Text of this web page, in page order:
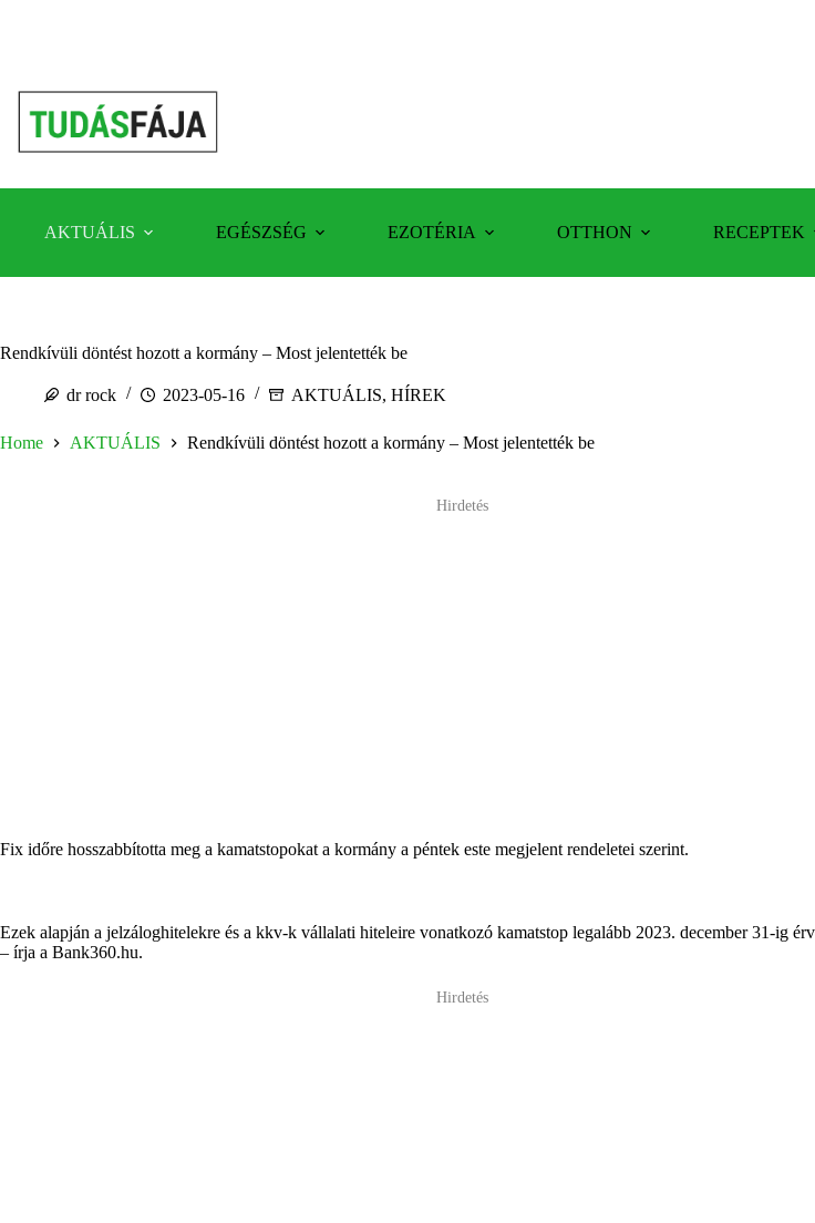
AKTUÁLIS EGÉSZSÉG EZOTÉRIA OTTHON RECEPTEK
Rendkívüli döntést hozott a kormány – Most jelentették be
dr rock 2023-05-16 AKTUÁLIS, HÍREK
Home AKTUÁLIS Rendkívüli döntést hozott a kormány – Most jelentették be
Hirdetés
Fix időre hosszabbította meg a kamatstopokat a kormány a péntek este megjelent rendeletei szerint.
Ezek alapján a jelzáloghitelekre és a kkv-k vállalati hiteleire vonatkozó kamatstop legalább 2023. december 31-ig
– írja a Bank360.hu.
Hirdetés